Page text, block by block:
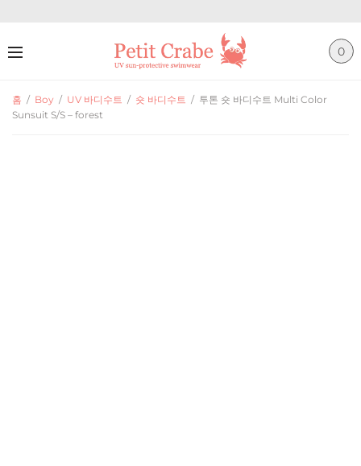
0
홈 / Boy / UV 바디수트 / 숏 바디수트 / 투톤 숏 바디수트 Multi Color
Sunsuit S/S – forest